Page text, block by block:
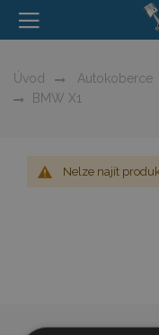
Úvod Autokoberce
BMW X1
Nelze najít